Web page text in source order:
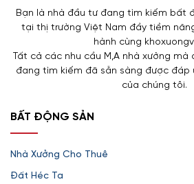
Bạn là nhà đầu tư đang tìm kiếm bất
tại thị trường Việt Nam đầy tiềm
hành cùng
Tất cả các nhu cầu M,A nhà xưởng
đang tìm kiếm đã sẵn sàng được đáp
của chúng tôi.
BẤT ĐỘNG SẢN
Nhà Xưởng Cho Thuê
Đất Héc Ta